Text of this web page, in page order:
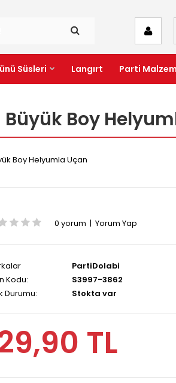
Süsleri Langırt Parti
Boy
Boy Helyumla Uçan
0 yorum | Yorum Yap
PartiDolabi
Kodu:
S3997-3862
Durumu:
Stokta var
TL